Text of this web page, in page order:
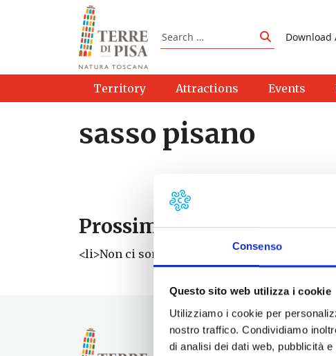
Consenso
Questo sito web utilizza i cookie
Utilizziamo i cookie per
nostro traffico. Condividiamo
di analisi dei dati web, pubblicità
Search
Search
Download
Territory Attractions Events
sasso pisano
Prossimi eventi
<li>Non ci sono eventi con questo tag</li>